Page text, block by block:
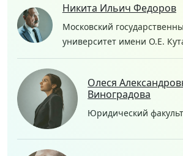
Никита Ильич Федоров
Московский
университет имени О.Е.
Олеся
Виноградова
Юридический